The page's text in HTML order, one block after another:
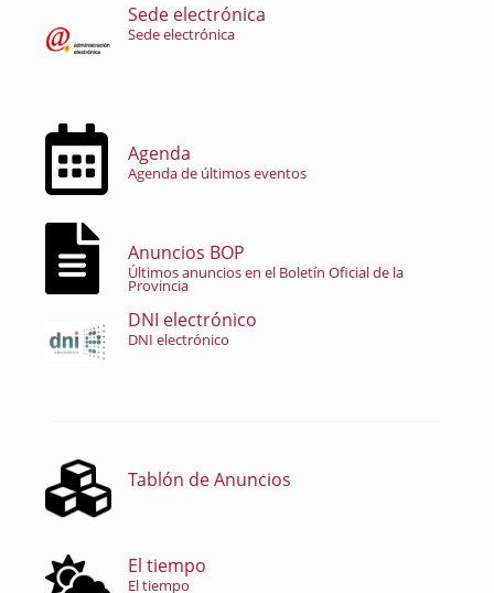
Sede electrónica
Sede electrónica
Agenda
Agenda de últimos eventos
Anuncios BOP
Últimos anuncios en el Boletín Oficial de la
Provincia
DNI electrónico
DNI electrónico
Tablón de Anuncios
El tiempo
El tiempo